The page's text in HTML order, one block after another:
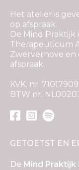
Het atelier is
op afspraak.
De Mind Praktijk
Therapeuticum
Zwerverhove en
afspraak.
KVK. nr. 71017909
BTW nr.
GETOETST EN
De Mind Praktijk